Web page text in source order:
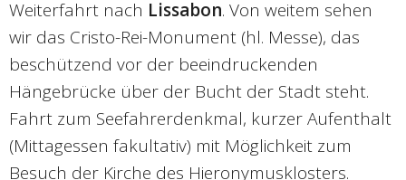
Weiterfahrt nach Lissabon. Von weitem sehen
wir das Cristo-Rei-Monument (hl. Messe), das
beschützend vor der beeindruckenden
Hängebrücke über der Bucht der Stadt steht.
Fahrt zum Seefahrerdenkmal, kurzer Aufenthalt
(Mittagessen fakultativ) mit Möglichkeit zum
Besuch der Kirche des Hieronymusklosters.